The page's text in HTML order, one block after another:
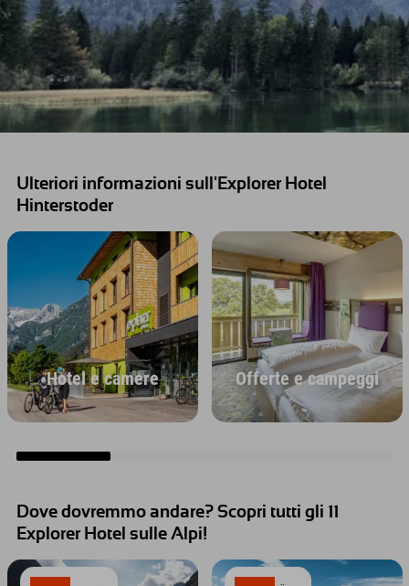
Ulteriori informazioni sull'Explorer Hotel
Hinterstoder
Hotel e camere Offerte e campeggi
Dove dovremmo andare? Scopri tutti gli 11
Explorer Hotel sulle Alpi!